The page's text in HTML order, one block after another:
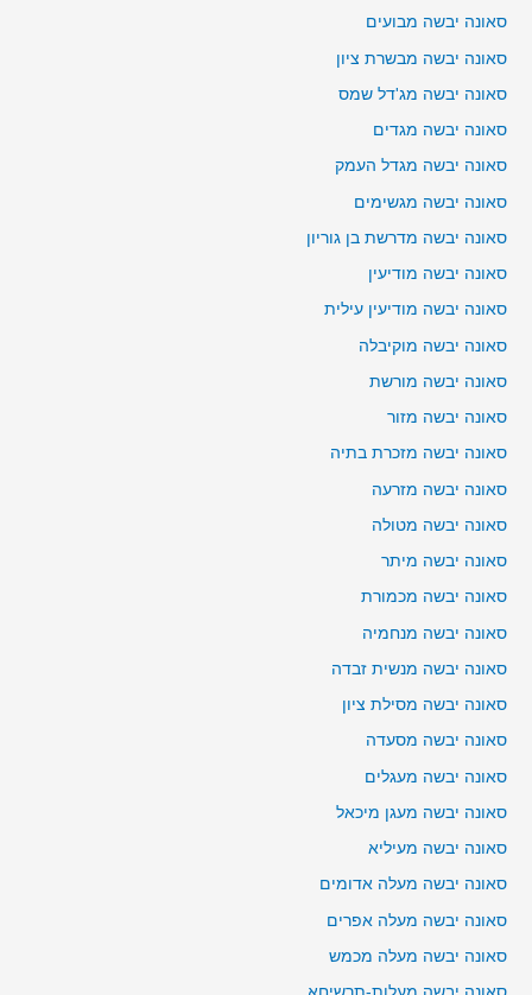
סאונה יבשה מבועים
סאונה יבשה מבשרת ציון
סאונה יבשה מג'דל שמס
סאונה יבשה מגדים
סאונה יבשה מגדל העמק
סאונה יבשה מגשימים
סאונה יבשה מדרשת בן גוריון
סאונה יבשה מודיעין
סאונה יבשה מודיעין עילית
סאונה יבשה מוקיבלה
סאונה יבשה מורשת
סאונה יבשה מזור
סאונה יבשה מזכרת בתיה
סאונה יבשה מזרעה
סאונה יבשה מטולה
סאונה יבשה מיתר
סאונה יבשה מכמורת
סאונה יבשה מנחמיה
סאונה יבשה מנשית זבדה
סאונה יבשה מסילת ציון
סאונה יבשה מסעדה
סאונה יבשה מעגלים
סאונה יבשה מעגן מיכאל
סאונה יבשה מעיליא
סאונה יבשה מעלה אדומים
סאונה יבשה מעלה אפרים
סאונה יבשה מעלה מכמש